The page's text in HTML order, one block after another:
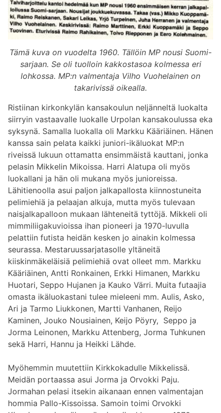
Tämä kuva on vuodelta 1960. Tällöin MP nousi Suomi-
sarjaan. Se oli tuolloin kakkostasoa kolmessa eri
lohkossa. MP:n valmentaja Vilho Vuohelainen on
takarivissä oikealla.
Ristiinan kirkonkylän kansakoulun neljänneltä luokalta
siirryin vastaavalle luokalle Urpolan kansakoulussa eka
syksynä. Samalla luokalla oli Markku Kääriäinen. Hänen
kanssa sain pelata kaikki juniori-ikäluokat MP:n
riveissä lukuun ottamatta ensimmäistä kauttani, jonka
pelasin Mikkelin Mikoissa. Harri Alatupa oli myös
luokallani ja hän oli mukana myös junioreissa.
Lähitienoolla asui paljon jalkapallosta kiinnostuneita
pelimiehiä ja pelaajan alkuja, mutta myös tulevaan
naisjalkapalloon mukaan lähteneitä tyttöjä. Mikkeli oli
mimmiliigakuvioissa ihan pioneeri ja 1970-luvulla
pelattiin futista heidän kesken jo ainakin kolmessa
seurassa. Mestaruussarjatasolle yltäneitä
kiiskinmäkeläisiä pelimiehiä ovat olleet mm. Markku
Kääriäinen, Antti Ronkainen, Erkki Himanen, Markku
Huotari, Seppo Hujanen ja Kauko Värri. Muita futaajia
omasta ikäluokastani tulee mieleeni mm. Aulis, Asko,
Ari ja Tarmo Liukkonen, Martti Vanhanen, Reijo
Kaminen, Jouko Nousiainen, Keijo Pöyry, Seppo ja
Jorma Leinonen, Markku Attenberg, Jorma Tuhkunen
sekä Harri, Hannu ja Heikki Lähde.
Myöhemmin muutettiin Kirkkokadulle Mikkelissä.
Meidän portaassa asui Jorma ja Orvokki Paju.
Jormahan pelasi itsekin aikanaan ennen valmentajan
hommia Pallo-Kissoissa. Samoin toimi Orvokki